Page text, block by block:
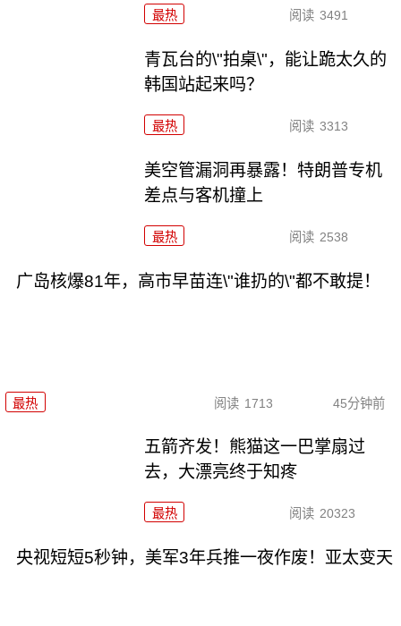
最热 阅读 3491
青瓦台的\"拍桌\"，能让跪太久的
韩国站起来吗？
最热 阅读 3313
美空管漏洞再暴露！特朗普专机
差点与客机撞上
最热 阅读 2538
广岛核爆81年，高市早苗连\"谁扔的\"都不敢提！
最热 阅读 1713 45分钟前
五箭齐发！熊猫这一巴掌扇过
去，大漂亮终于知疼
最热 阅读 20323
央视短短5秒钟，美军3年兵推一夜作废！亚太变天